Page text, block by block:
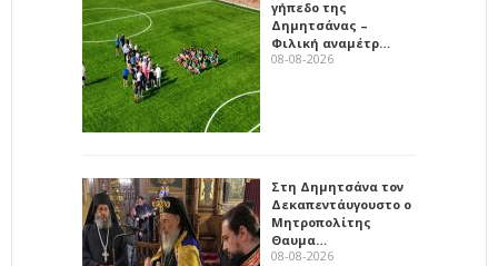
γήπεδο της
Δημητσάνας –
Φιλική αναμέτρ…
08-08-2026
Στη Δημητσάνα τον
Δεκαπεντάυγουστο ο
Μητροπολίτης
Θαυμα…
08-08-2026